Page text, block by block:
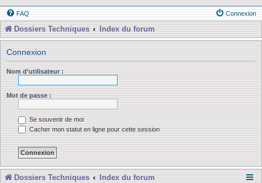
FAQ Connexion
Dossiers Techniques Index du forum
Connexion
Nom d’utilisateur :
Mot de passe :
Se souvenir de moi
Cacher mon statut en ligne pour cette session
Dossiers Techniques Index du forum